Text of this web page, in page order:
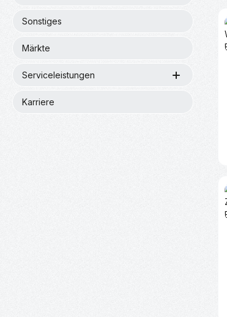
Sonstiges
Märkte
Serviceleistungen
Karriere